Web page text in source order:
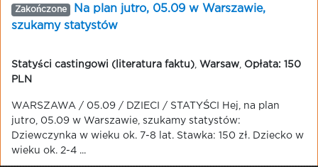
Zakończone
Na plan jutro, 05.09 w Warszawie,
szukamy statystów
Statyści castingowi (literatura faktu) Warsaw
Opłata: 150
PLN
WARSZAWA / 05.09 / DZIECI / STATYŚCI Hej, na plan
jutro, 05.09 w Warszawie, szukamy statystów:
Dziewczynka w wieku ok. 7-8 lat. Stawka: 150 zł. Dziecko w
wieku ok. 2-4 ...